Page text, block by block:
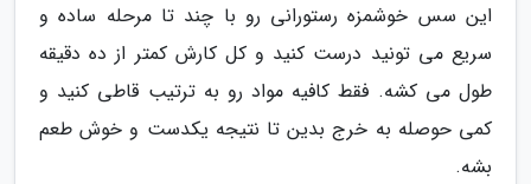
این سس خوشمزه رستورانی رو با چند تا مرحله ساده و
سریع می تونید درست کنید و کل کارش کمتر از ده دقیقه
طول می کشه. فقط کافیه مواد رو به ترتیب قاطی کنید و
کمی حوصله به خرج بدین تا نتیجه یکدست و خوش طعم
بشه.